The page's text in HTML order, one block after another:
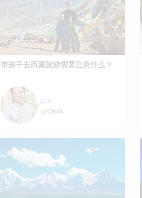
带孩子去西藏旅游需要注意什么？
Eric
旅行顾问